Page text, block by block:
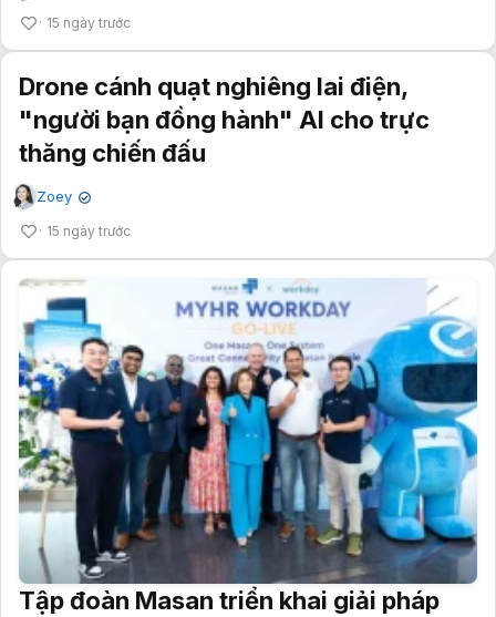
15 ngày trước
Drone cánh quạt nghiêng lai điện,
"người bạn đồng hành" AI cho trực
thăng chiến đấu
Zoey ✔
15 ngày trước
Tập đoàn Masan triển khai giải pháp